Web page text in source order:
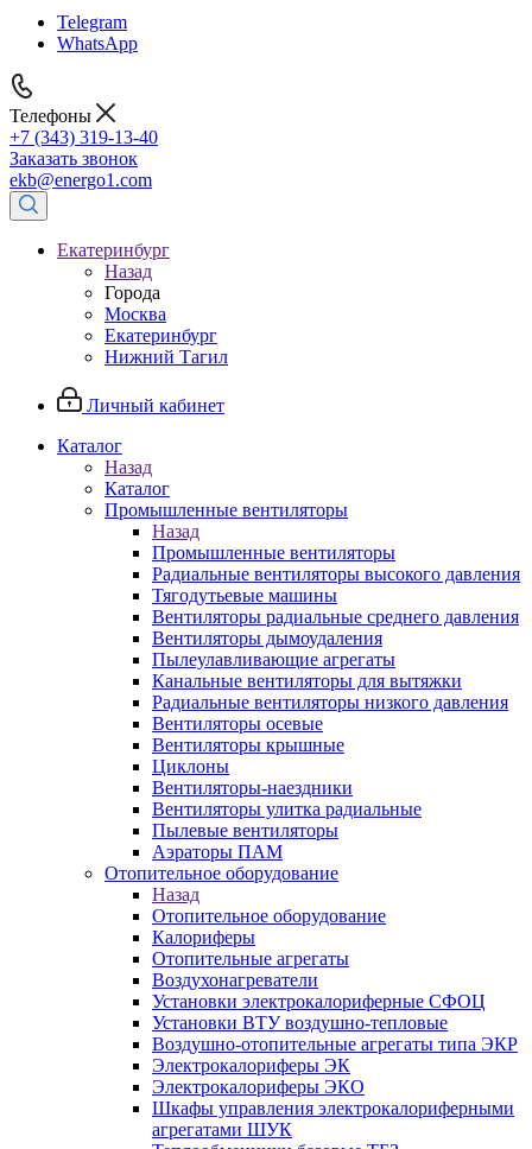
Telegram
WhatsApp
Телефоны
+7 (343) 319-13-40
Заказать звонок
ekb@energo1.com
Екатеринбург
Назад
Города
Москва
Екатеринбург
Нижний Тагил
Личный кабинет
Каталог
Назад
Каталог
Промышленные вентиляторы
Назад
Промышленные вентиляторы
Радиальные вентиляторы высокого давления
Тягодутьевые машины
Вентиляторы радиальные среднего давления
Вентиляторы дымоудаления
Пылеулавливающие агрегаты
Канальные вентиляторы для вытяжки
Радиальные вентиляторы низкого давления
Вентиляторы осевые
Вентиляторы крышные
Циклоны
Вентиляторы-наездники
Вентиляторы улитка радиальные
Пылевые вентиляторы
Аэраторы ПАМ
Отопительное оборудование
Назад
Отопительное оборудование
Калориферы
Отопительные агрегаты
Воздухонагреватели
Установки электрокалориферные СФОЦ
Установки ВТУ воздушно-тепловые
Воздушно-отопительные агрегаты типа ЭКР
Электрокалориферы ЭК
Электрокалориферы ЭКО
Шкафы управления электрокалориферными
агрегатами ШУК